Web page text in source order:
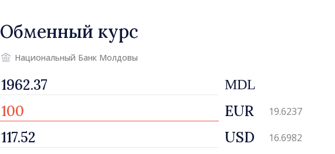
Обменный курс
Национальный Банк Молдовы
MDL
EUR 19.6237
USD 16.6982